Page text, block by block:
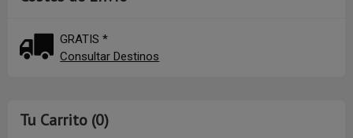
GRATIS *
Consultar Destinos
Tu Carrito (0)